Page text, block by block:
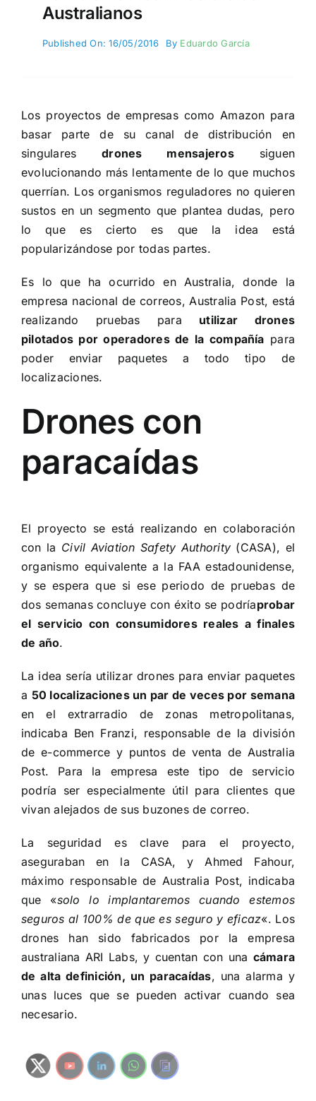
Australianos
Published On: 16/05/2016 By Eduardo García
Los proyectos deempresas como Amazon para
basar parte de su canal de distribución en
singularesdrones mensajerossiguen
evolucionando más lentamente de lo que muchos
querrían. Los organismos reguladores no quieren
sustos en un segmento que plantea dudas, pero
lo que es cierto es que la idea está
popularizándose por todas partes.
Es lo que ha ocurrido en Australia, donde la
empresa nacional de correos, Australia Post, está
realizando pruebas para utilizar drones
pilotados por operadores de la compañía para
poder enviar paquetes a todo tipo de
localizaciones.
Drones con
paracaídas
El proyecto se está realizando en colaboración
con la Civil Aviation Safety Authority (CASA), el
organismo equivalente a la FAA estadounidense,
y se espera que si ese periodo de pruebas de
dos semanas concluye con éxito se podríaprobar
el servicio con consumidores reales a finales
de año.
La idea sería utilizar drones para enviar paquetes
a 50 localizaciones un par de veces por semana
en el extrarradio de zonas metropolitanas,
indicaba Ben Franzi, responsable de la división
de e-commerce y puntos de venta de Australia
Post. Para la empresa este tipo de servicio
podría ser especialmente útil para clientes que
vivan alejados de sus buzones de correo.
La seguridad es clave para el proyecto,
aseguraban en la CASA, y Ahmed Fahour,
máximo responsable de Australia Post, indicaba
que «solo lo implantaremos cuando estemos
seguros al 100% de que es seguro y eficaz«. Los
drones han sido fabricados por la empresa
australiana ARI Labs, y cuentan con una cámara
de alta definición, un paracaídas, una alarma y
unas luces que se pueden activar cuando sea
necesario.